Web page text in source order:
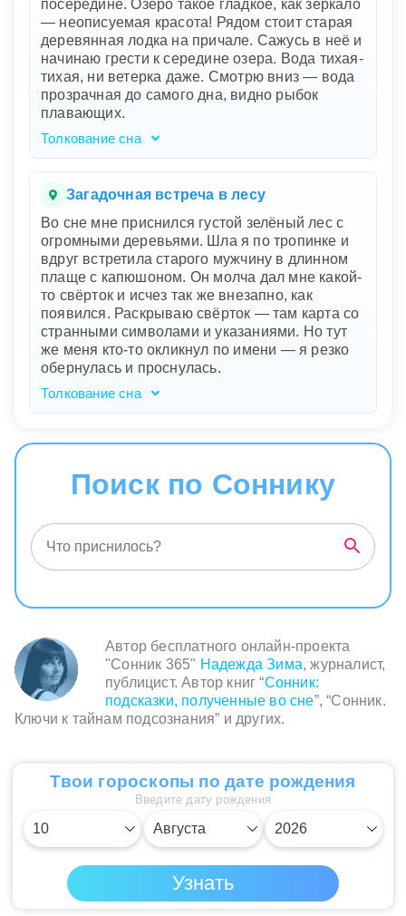
неразрешенные проблемы. Волки с горящими
глазами – это мощные и угрожающие силы,
возможно, связанные с вашим внутренним
конфликтом или внешними вызовами. Ваше
бегство отражает попытку избежать
столкновения с этими силами, но вязнущие
ноги указывают на то, что избежать их не так
просто.
посередине. Озеро такое гладкое, как зеркало
— неописуемая красота! Рядом стоит старая
деревянная лодка на причале. Сажусь в неё и
начинаю грести к середине озера. Вода тихая-
тихая, ни ветерка даже. Смотрю вниз — вода
прозрачная до самого дна, видно рыбок
плавающих.
Толкование сна
Ваш сон о красивом лесу с озером
символизирует ваше внутреннее спокойствие
и гармонию. Гладкая поверхность воды, как
прозрачность воды до самого дна указывает
на вашу ясность мыслей и честность перед
самим собой. Старая деревянная лодка на
причале представляет ваши связи с прошлым
и вашу готовность исследовать свои чувства и
эмоции. Грести к середине озера, где вода
тихая и прозрачная, говорит о вашем
стремлении к внутреннему покою и
самопознанию. Рыбки, плавающие в
прозрачной воде, могут символизировать
ваши скрытые желания и интуицию.
Загадочная встреча в лесу
Во сне мне приснился густой зелёный лес с
огромными деревьями. Шла я по тропинке и
вдруг встретила старого мужчину в длинном
плаще с капюшоном. Он молча дал мне какой-
то свёрток и исчез так же внезапно, как
появился. Раскрываю свёрток — там карта со
странными символами и указаниями. Но тут
же меня кто-то окликнул по имени — я резко
обернулась и проснулась.
Толкование сна
Ваш сон погружает вас в загадочный и
символизирует рост и жизненные перемены.
мудрость и подсознание, дающие вам свёрток
с картой. Карта со странными символами
указывает на внутренние вопросы и
направления, которые вам предстоит
исследовать. Когда кто-то окликнул вас по
имени, это сигнал к пробуждению от текущих
Сон подсказывает вам обратить внимание на
поверхностью вашей повседневной
реальности.
Поиск по Соннику
Автор бесплатного онлайн-проекта
"Сонник 365" Надежда Зима, журналист,
публицист. Автор книг “Сонник:
подсказки, полученные во сне”, “Сонник.
Ключи к тайнам подсознания” и других.
Твои гороскопы по дате рождения
Введите дату рождения